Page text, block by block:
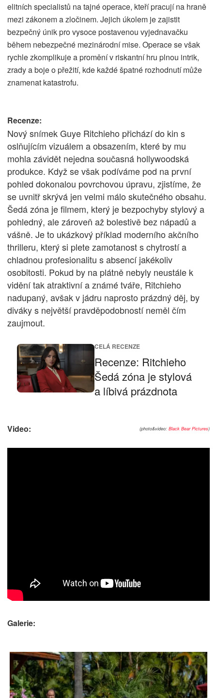
elitních specialistů na tajné operace, kteří pracují na hraně
mezi zákonem a zločinem. Jejich úkolem je zajistit
bezpečný únik pro vysoce postavenou vyjednavačku
během nebezpečné mezinárodní mise. Operace se však
rychle zkomplikuje a promění v riskantní hru plnou intrik,
zrady a boje o přežití, kde každé špatné rozhodnutí může
znamenat katastrofu.
Recenze:
Nový snímek Guye Ritchieho přichází do kin s
oslňujícím vizuálem a obsazením, které by mu
mohla závidět nejedna současná hollywoodská
produkce. Když se však podíváme pod na první
pohled dokonalou povrchovou úpravu, zjistíme, že
se uvnitř skrývá jen velmi málo skutečného obsahu.
Šedá zóna je filmem, který je bezpochyby stylový a
pohledný, ale zároveň až bolestivě bez nápadů a
vášně. Je to ukázkový příklad moderního akčního
thrilleru, který si plete zamotanost s chytrostí a
chladnou profesionalitu s absencí jakékoliv
osobitosti. Pokud by na plátně nebyly neustále k
vidění tak atraktivní a známé tváře, Ritchieho
nadupaný, avšak v jádru naprosto prázdný děj, by
diváky s největší pravděpodobností neměl čím
zaujmout.
CELÁ RECENZE
Recenze: Ritchieho
Šedá zóna je stylová
a líbivá prázdnota
(photo&video: Black Bear Pictures)
Video:
Galerie: